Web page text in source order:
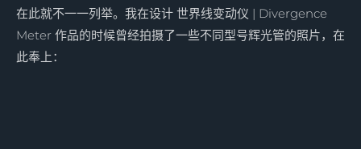
在此就不一一列举。我在设计 世界线变动仪 | Divergence
Meter 作品的时候曾经拍摄了一些不同型号辉光管的照片，在
此奉上：